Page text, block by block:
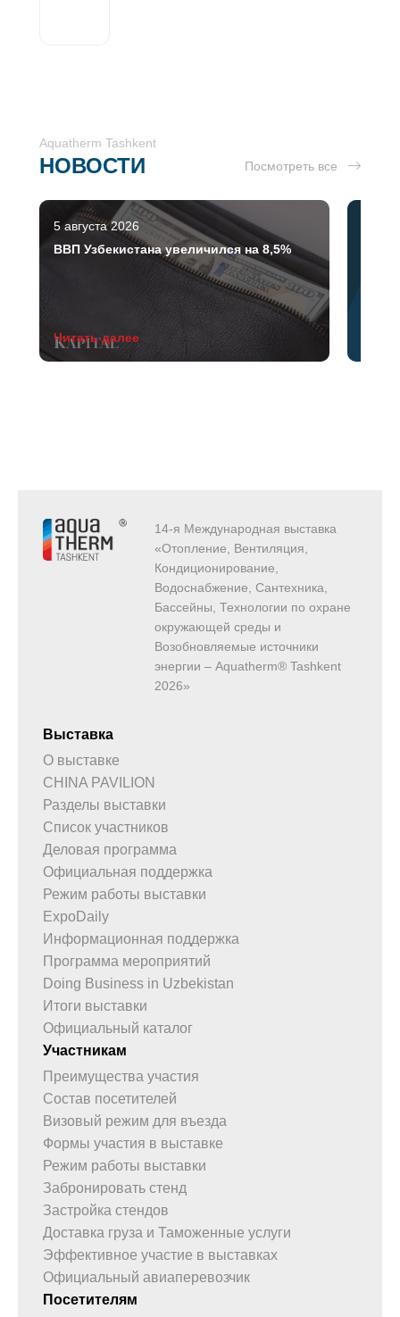
Aquatherm Tashkent
НОВОСТИ Посмотреть все
5 августа 2026
ВВП Узбекистана увеличился на 8,5%
Читать далее
14-я Международная выставка
«Отопление, Вентиляция,
Кондиционирование,
Водоснабжение, Сантехника,
Бассейны, Технологии по охране
окружающей среды и
Возобновляемые источники
энергии – Aquatherm® Tashkent
2026»
Выставка
О выставке
CHINA PAVILION
Разделы выставки
Список участников
Деловая программа
Официальная поддержка
Режим работы выставки
ExpoDaily
Информационная поддержка
Программа мероприятий
Doing Business in Uzbekistan
Итоги выставки
Официальный каталог
Участникам
Преимущества участия
Состав посетителей
Визовый режим для въезда
Формы участия в выставке
Режим работы выставки
Забронировать стенд
Застройка стендов
Доставка груза и Таможенные услуги
Эффективное участие в выставках
Официальный авиаперевозчик
Посетителям